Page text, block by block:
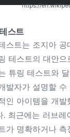
https://
스트
스트는 조지아
테스트의 대안
튜링 테스트와
발자가 설명할
인 아이템을 개발
. 최근에는 러브
가 명확하거나